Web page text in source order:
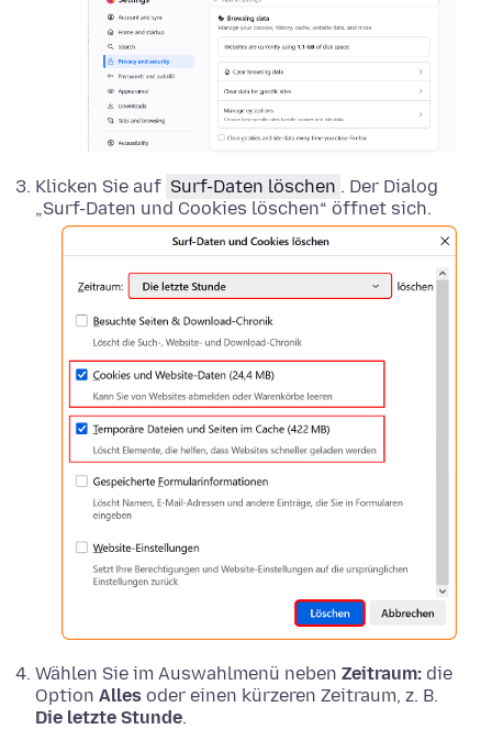
Klicken Sie auf Surf-Daten löschen . Der Dialog
„Surf-Daten und Cookies löschen“ öffnet sich.
Wählen Sie im Auswahlmenü neben Zeitraum: die
Option Alles oder einen kürzeren Zeitraum, z. B.
Die letzte Stunde.